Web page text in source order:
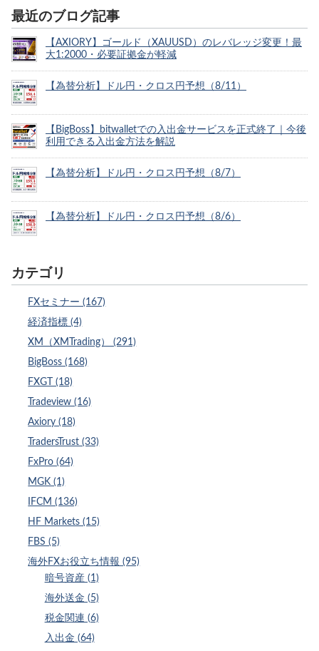
最近のブログ記事
【AXIORY】ゴールド（XAUUSD）のレバレッジ変更！最
大1:2000・必要証拠金が軽減
【為替分析】ドル円・クロス円予想（8/11）
【BigBoss】bitwalletでの入出金サービスを正式終了｜今後
利用できる入出金方法を解説
【為替分析】ドル円・クロス円予想（8/7）
【為替分析】ドル円・クロス円予想（8/6）
カテゴリ
FXセミナー (167)
経済指標 (4)
XM（XMTrading） (291)
BigBoss (168)
FXGT (18)
Tradeview (16)
Axiory (18)
TradersTrust (33)
FxPro (64)
MGK (1)
IFCM (136)
HF Markets (15)
FBS (5)
海外FXお役立ち情報 (95)
暗号資産 (1)
海外送金 (5)
税金関連 (6)
入出金 (64)